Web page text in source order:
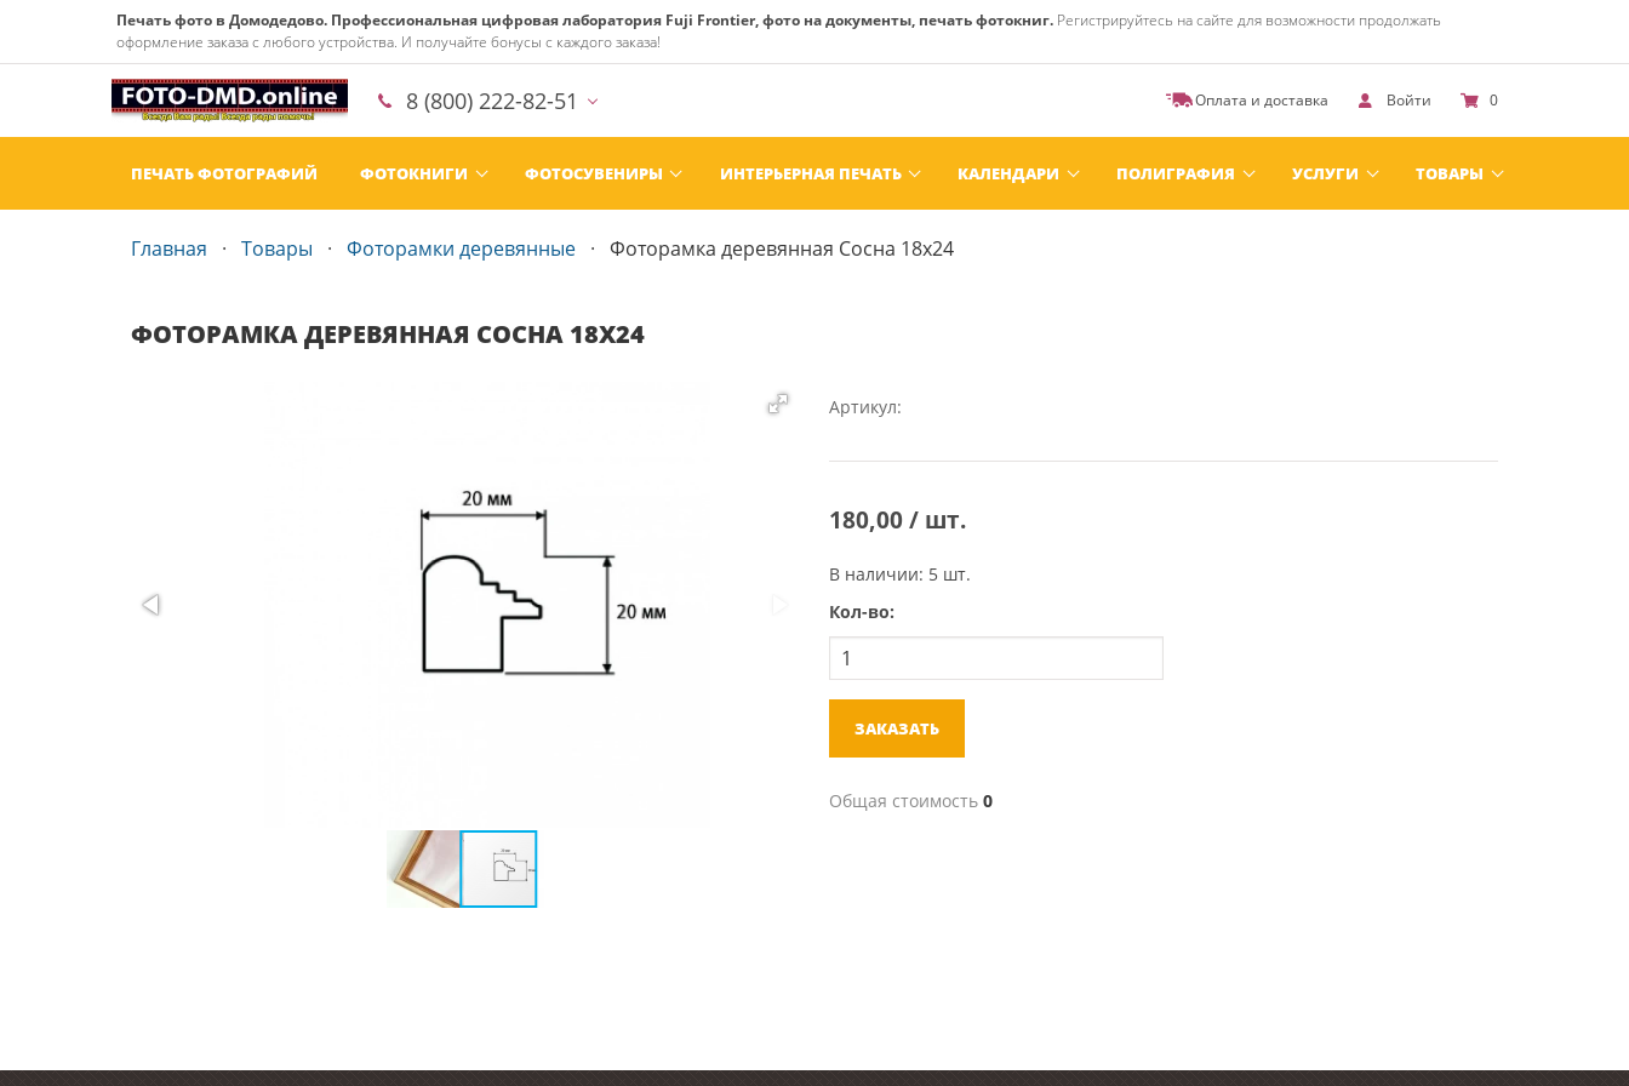
Печать фото в Домодедово. Профессиональная цифровая лаборатория Fuji Frontier, фото на документы, печать фотокниг. Регистрируйтесь на сайте для возможности продолжать
оформление заказа с любого устройства. И получайте бонусы с каждого заказа!
8 (800) 222-82-51 Оплата и доставка Войти 0
ПЕЧАТЬ ФОТОГРАФИЙ ФОТОКНИГИ ФОТОСУВЕНИРЫ ИНТЕРЬЕРНАЯ ПЕЧАТЬ КАЛЕНДАРИ ПОЛИГРАФИЯ УСЛУГИ ТОВАРЫ
Главная Товары Фоторамки деревянные Фоторамка деревянная Сосна 18x24
ФОТОРАМКА ДЕРЕВЯННАЯ СОСНА 18X24
Артикул:
180,00 / шт.
В наличии: 5 шт.
Кол-во:
ЗАКАЗАТЬ
Общая стоимость 0